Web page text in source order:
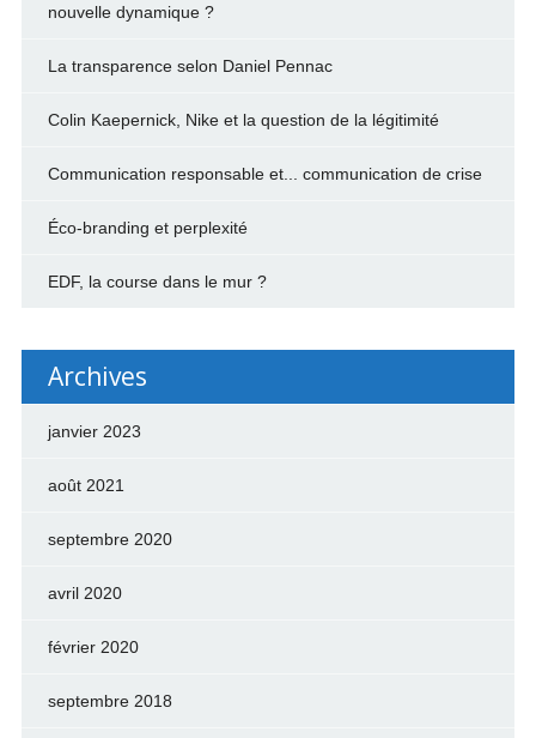
nouvelle dynamique ?
La transparence selon Daniel Pennac
Colin Kaepernick, Nike et la question de la légitimité
Communication responsable et... communication de crise
Éco-branding et perplexité
EDF, la course dans le mur ?
Archives
janvier 2023
août 2021
septembre 2020
avril 2020
février 2020
septembre 2018